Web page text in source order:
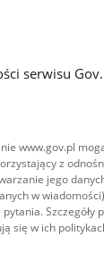
serwisu
www.gov.pl
z
jego
w
się w ich